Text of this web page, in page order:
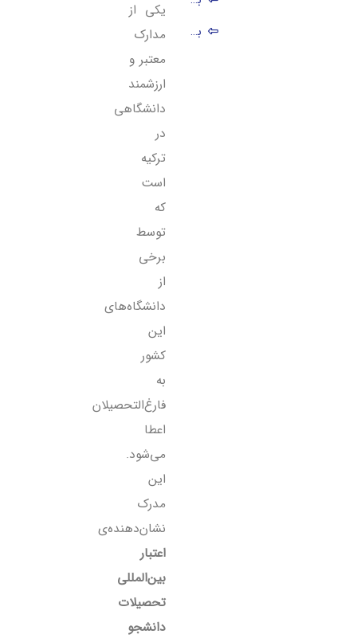
برای اخذ mavi diploma چه مدارکی باید داشته باشیم؟
یکی از
مدارک
معتبر و
ارزشمند
دانشگاهی
در
ترکیه
است
که
توسط
برخی
از
دانشگاه‌های
این
کشور
به
فارغ‌التحصیلان
اعطا
می‌شود.
این
مدرک
نشان‌دهنده‌ی
اعتبار
بین‌المللی
تحصیلات
دانشجو